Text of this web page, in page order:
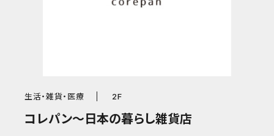
生活・雑貨・医療 2F
コレパン～日本の暮らし雑貨店